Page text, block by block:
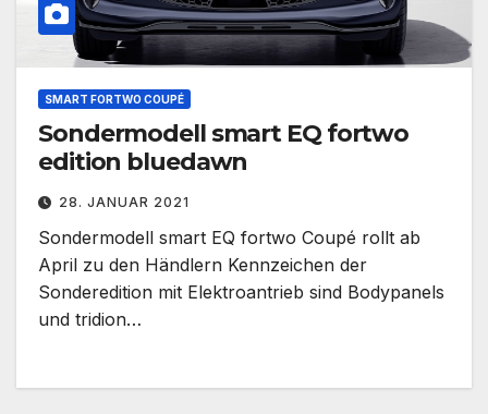
SMART FORTWO COUPÉ
Sondermodell smart EQ fortwo
edition bluedawn
28. JANUAR 2021
Sondermodell smart EQ fortwo Coupé rollt ab
April zu den Händlern Kennzeichen der
Sonderedition mit Elektroantrieb sind Bodypanels
und tridion…